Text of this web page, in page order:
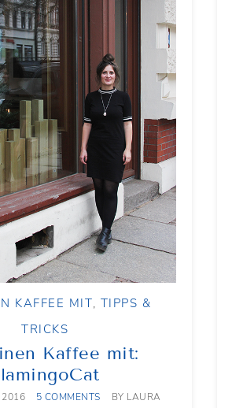
KAFFEE MIT, TIPPS &
TRICKS
Kaffee mit:
2016 5 COMMENTS BY LAURA